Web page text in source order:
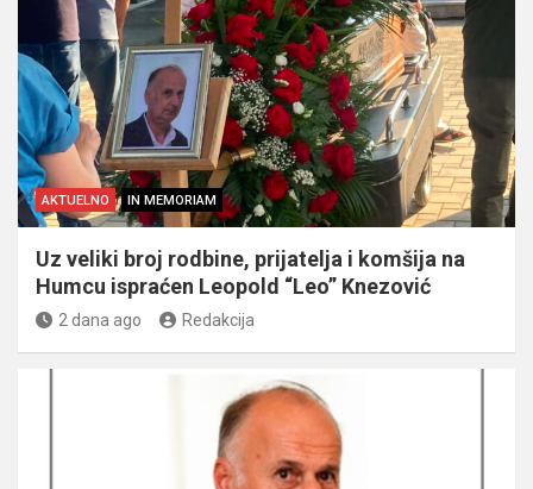
AKTUELNO IN MEMORIAM
Uz veliki broj rodbine, prijatelja i komšija na
Humcu ispraćen Leopold “Leo” Knezović
2 dana ago Redakcija